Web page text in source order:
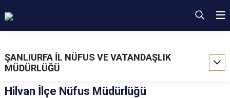
ŞANLIURFA İL NÜFUS VE VATANDAŞLIK
MÜDÜRLÜĞÜ
Hilvan İlçe Nüfus Müdürlüğü